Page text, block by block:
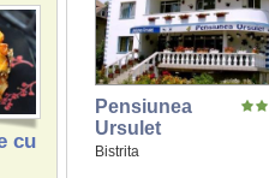
cu
Pensiunea
Ursulet
Bistrita